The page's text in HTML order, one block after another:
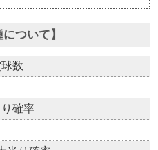
について】
数
確率